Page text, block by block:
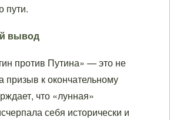
пути.
вывод
против Путина» — это не
призыв к окончательному
что «лунная»
себя исторически и